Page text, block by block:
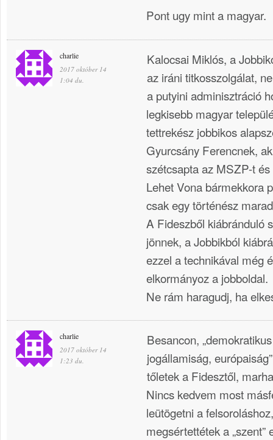
Pont ugy mint a magyar.
charlie
2017 október 14
1:04 du.
Kalocsai Miklós, a
az iráni titkosszolgálat,
a putyini adminisztráció
legkisebb magyar
tettrekész jobbikos
Gyurcsány Ferencnek,
szétcsapta az MSZP-t
Lehet Vona bármekkora
csak egy történész
A Fideszből kiábránduló
jönnek, a Jobbikból
ezzel a technikával még
elkormányoz a jobboldal.
Ne rám haragudj, ha
charlie
2017 október 14
1:23 du.
Besancon,
jogállamiság,
tőletek a Fidesztől,
Nincs kedvem most
leütögetni a
megsértettétek a „szent”